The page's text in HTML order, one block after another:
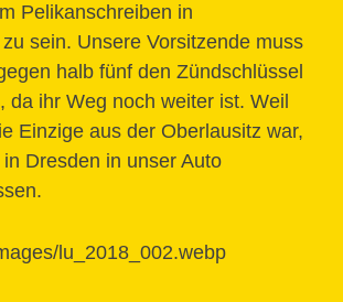
Pelikanschreiben in
sein. Unsere Vorsitzende muss
halb fünf den Zündschlüssel
da ihr Weg noch weiter ist. Weil
Einzige aus der Oberlausitz war,
Dresden in unser Auto